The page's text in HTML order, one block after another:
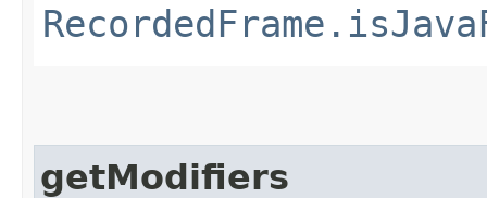
getModifiers